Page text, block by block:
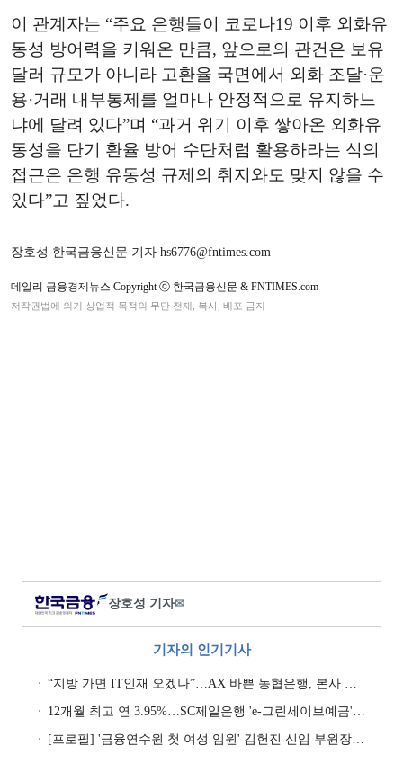
이 관계자는 “주요 은행들이 코로나19 이후 외화유
동성 방어력을 키워온 만큼, 앞으로의 관건은 보유
달러 규모가 아니라 고환율 국면에서 외화 조달·운
용·거래 내부통제를 얼마나 안정적으로 유지하느
냐에 달려 있다”며 “과거 위기 이후 쌓아온 외화유
동성을 단기 환율 방어 수단처럼 활용하라는 식의
접근은 은행 유동성 규제의 취지와도 맞지 않을 수
있다”고 짚었다.
장호성 한국금융신문 기자 hs6776@fntimes.com
데일리 금융경제뉴스 Copyright ⓒ 한국금융신문 & FNTIMES.com
저작권법에 의거 상업적 목적의 무단 전재, 복사, 배포 금지
장호성 기자✉
기자의 인기기사
“지방 가면 IT인재 오겠나”…AX 바쁜 농협은행, 본사 이전설에 ‘긴장’ [막 오른 금융권 하투(夏鬪)]
12개월 최고 연 3.95%…SC제일은행 'e-그린세이브예금' [이주의 은행 예금금리-8월 1주]
[프로필] '금융연수원 첫 여성 임원' 김헌진 신임 부원장···교육·디지털·기획 '올라운더'